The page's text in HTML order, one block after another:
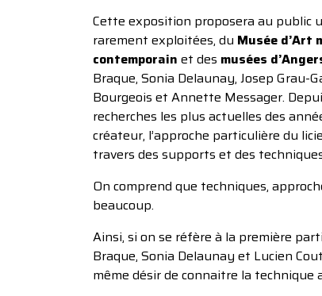
Cette exposition proposera au public
rarement exploitées, du Musée d’Art
contemporain et des musées
Braque, Sonia Delaunay, Josep
Bourgeois et Annette Messager.
recherches les plus actuelles des
créateur, l’approche particulière du
travers des supports et des
On comprend que techniques,
beaucoup.
Ainsi, si on se réfère à la première
Braque, Sonia Delaunay et Lucien
même désir de connaitre la